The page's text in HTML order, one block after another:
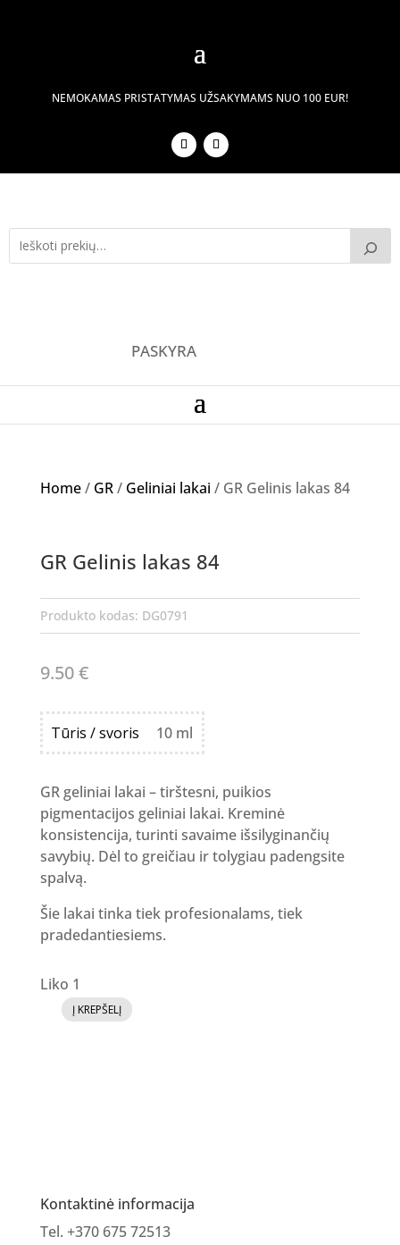
NEMOKAMAS PRISTATYMAS UŽSAKYMAMS NUO 100 EUR!
PASKYRA
Home/ GR/ Geliniai lakai / GR Gelinis lakas 84
GR Gelinis lakas 84
Produkto kodas: DG0791
9.50€
Tūris / svoris 10 ml
GR geliniai lakai – tirštesni, puikios
pigmentacijos geliniai lakai. Kreminė
konsistencija, turinti savaime išsilyginančių
savybių. Dėl to greičiau ir tolygiau padengsite
spalvą.
Šie lakai tinka tiek profesionalams, tiek
pradedantiesiems.
Liko 1
produkto
Į KREPŠELĮ
Kontaktinė informacija
Tel. +370 675 72513